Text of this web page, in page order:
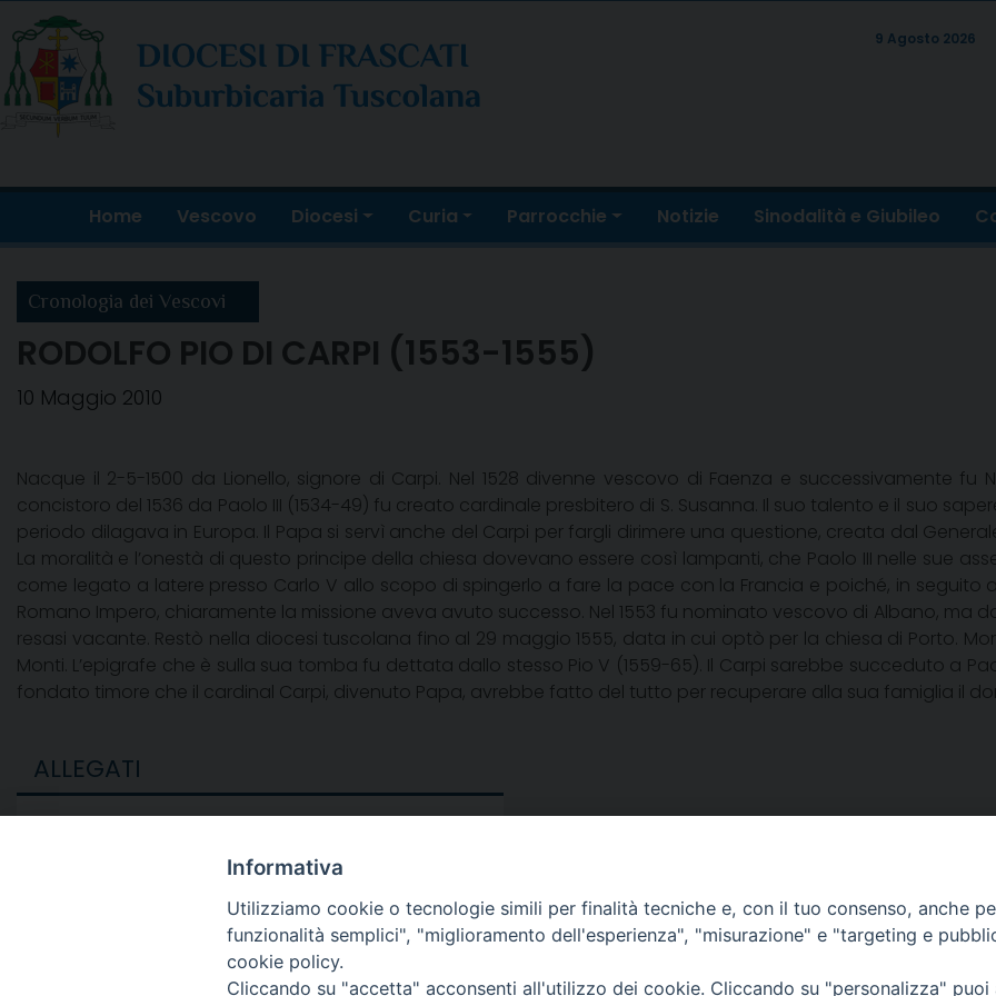
to
content
9 Agosto 2026
Home
Vescovo Diocesi Curia Parrocchie Notizie Sinodalità e Giubileo
Cronologia dei Vescovi
RODOLFO PIO DI CARPI (1553-1555)
10 Maggio 2010
Nacque il 2-5-1500 da Lionello, signore di Carpi. Nel 1528 divenne vescovo di Faenza e successivamente fu
concistoro del 1536 da Paolo III (1534-49) fu creato cardinale presbitero di S. Susanna. Il suo talento e il suo
periodo dilagava in Europa. Il Papa si servì anche del Carpi per fargli dirimere una questione, creata dal
La moralità e l’onestà di questo principe della chiesa dovevano essere così lampanti, che Paolo III nelle sue
come legato a latere presso Carlo V allo scopo di spingerlo a fare la pace con la Francia e poiché, in
Romano Impero, chiaramente la missione aveva avuto successo. Nel 1553 fu nominato vescovo di Albano, ma
resasi vacante. Restò nella diocesi tuscolana fino al 29 maggio 1555, data in cui optò per la chiesa di Porto.
Monti. L’epigrafe che è sulla sua tomba fu dettata dallo stesso Pio V (1559-65). Il Carpi sarebbe succeduto a
fondato timore che il cardinal Carpi, divenuto Papa, avrebbe fatto del tutto per recuperare alla sua famiglia il
ALLEGATI
Informativa
Utilizziamo cookie o tecnologie simili per finalità tecniche e, con il tuo consenso, anche
funzionalità semplici", "miglioramento dell'esperienza", "misurazione" e "targeting e
cookie policy.
Cliccando su "accetta" acconsenti all'utilizzo dei cookie. Cliccando su "personalizza"